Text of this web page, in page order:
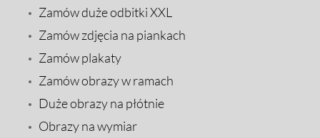
Zamów duże odbitki XXL
Zamów zdjęcia na piankach
Zamów plakaty
Zamów obrazy w ramach
Duże obrazy na płótnie
Obrazy na wymiar